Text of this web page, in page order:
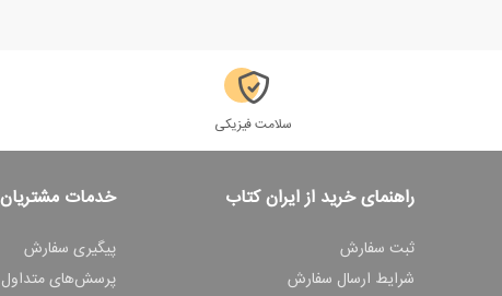
سلامت فیزیکی
راهنمای خرید از ایران کتاب
ثبت سفارش
شرایط ارسال سفارش
خدمات مشتریان
پیگیری سفارش
پرسش‌های متداول